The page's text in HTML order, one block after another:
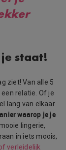
staat!
ziet! Van alle 5
relatie. Of je
lang van elkaar
waarop je je
lingerie,
in iets moois,
verleidelijk